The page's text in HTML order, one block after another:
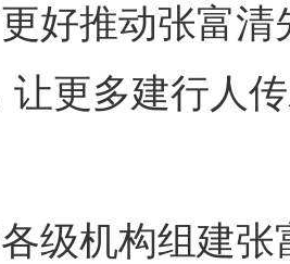
推动张富清先
让更多建行人
机构组建张